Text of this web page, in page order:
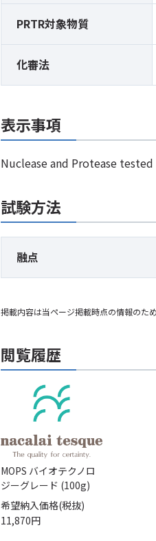
PRTR対象物質
化審法
表示事項
Nuclease and Protease
試験方法
融点
掲載内容は当ページ掲載時点の情報のた
閲覧履歴
MOPS バイオテクノロ
ジーグレード (100g)
希望納入価格(税抜)
11,870円